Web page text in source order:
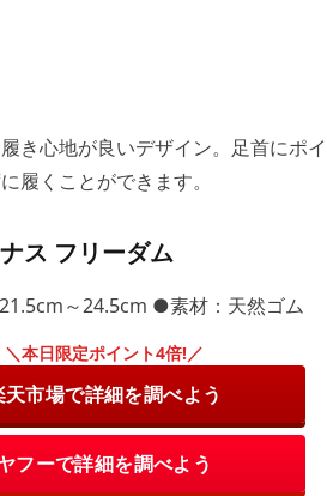
き心地が良いデザイン。足首にポイ
履くことができます。
ス フリーダム
～24.5cm ●素材：天然ゴム
＼本日限定ポイント4倍!／
天市場で詳細を調べよう
フーで詳細を調べよう